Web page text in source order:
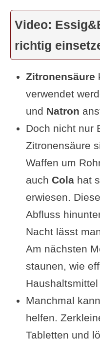
Video:
richtig
Zitronensäure
verwendet
und Natron
Doch nicht nur
Zitronensäure
Waffen um
auch Colahat
erwiesen.
Abfluss
Nacht lässt
Am nächsten
staunen, wie
Haushaltsmittel
Manchmal
helfen.
Tabletten und